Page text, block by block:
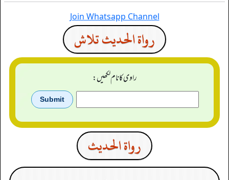
Join Whatsapp Channel
رواة الحديث تلاش
راوی کا نام لکھیں:
رواة الحدیث